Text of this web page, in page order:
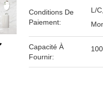
Conditions De
Paiement:
L/
Capacité À
Fournir: